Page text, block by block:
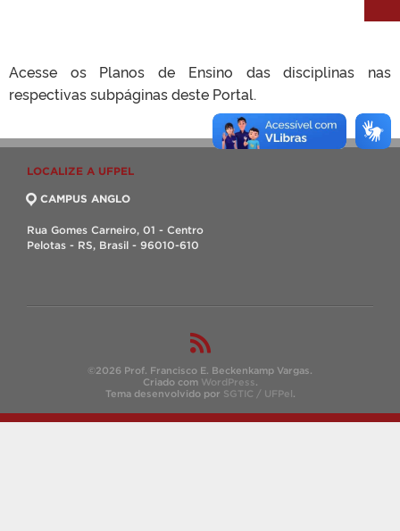
TELEFONES
Acesse os Planos de Ensino das disciplinas nas
respectivas subpáginas deste Portal.
LOCALIZE A UFPEL
CAMPUS ANGLO
Rua Gomes Carneiro, 01 - Centro
Pelotas - RS, Brasil - 96010-610
©2026 Prof. Francisco E. Beckenkamp Vargas.
Criado com WordPress.
Tema desenvolvido por SGTIC / UFPel.